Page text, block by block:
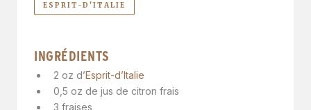
ESPRIT-D'ITALIE
INGRÉDIENTS
2 oz d’Esprit-d’Italie
0,5 oz de jus de citron frais
3 fraises